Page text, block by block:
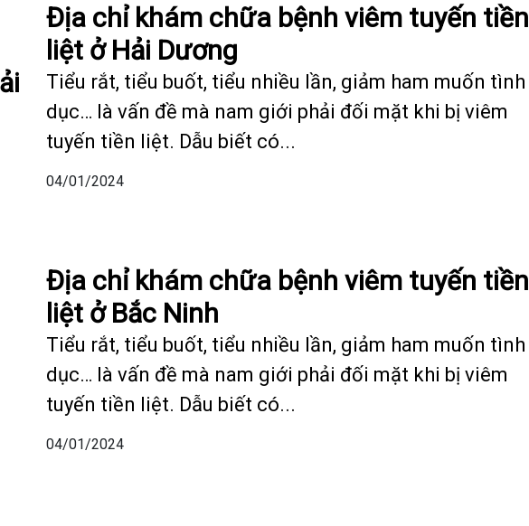
Địa chỉ khám chữa bệnh viêm tuyến tiền
liệt ở Hải Dương
Tiểu rắt, tiểu buốt, tiểu nhiều lần, giảm ham muốn tình
dục… là vấn đề mà nam giới phải đối mặt khi bị viêm
tuyến tiền liệt. Dẫu biết có...
04/01/2024
Địa chỉ khám chữa bệnh viêm tuyến tiền
liệt ở Bắc Ninh
Tiểu rắt, tiểu buốt, tiểu nhiều lần, giảm ham muốn tình
dục… là vấn đề mà nam giới phải đối mặt khi bị viêm
tuyến tiền liệt. Dẫu biết có...
04/01/2024